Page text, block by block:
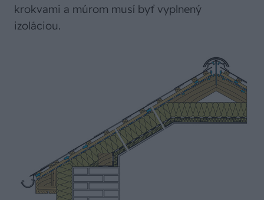
krokvami a múrom musí byť vyplnený
izoláciou.